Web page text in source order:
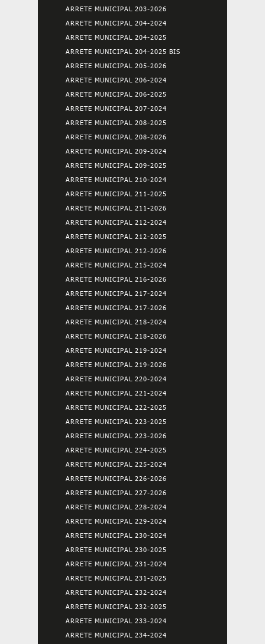
ARRETE MUNICIPAL 203-2026
ARRETE MUNICIPAL 204-2024
ARRETE MUNICIPAL 204-2025
ARRETE MUNICIPAL 204-2025 BIS
ARRETE MUNICIPAL 205-2026
ARRETE MUNICIPAL 206-2024
ARRETE MUNICIPAL 206-2025
ARRETE MUNICIPAL 207-2024
ARRETE MUNICIPAL 208-2025
ARRETE MUNICIPAL 208-2026
ARRETE MUNICIPAL 209-2024
ARRETE MUNICIPAL 209-2025
ARRETE MUNICIPAL 210-2024
ARRETE MUNICIPAL 211-2025
ARRETE MUNICIPAL 211-2026
ARRETE MUNICIPAL 212-2024
ARRETE MUNICIPAL 212-2025
ARRETE MUNICIPAL 212-2026
ARRETE MUNICIPAL 215-2024
ARRETE MUNICIPAL 216-2026
ARRETE MUNICIPAL 217-2024
ARRETE MUNICIPAL 217-2026
ARRETE MUNICIPAL 218-2024
ARRETE MUNICIPAL 218-2026
ARRETE MUNICIPAL 219-2024
ARRETE MUNICIPAL 219-2026
ARRETE MUNICIPAL 220-2024
ARRETE MUNICIPAL 221-2024
ARRETE MUNICIPAL 222-2025
ARRETE MUNICIPAL 223-2025
ARRETE MUNICIPAL 223-2026
ARRETE MUNICIPAL 224-2025
ARRETE MUNICIPAL 225-2024
ARRETE MUNICIPAL 226-2026
ARRETE MUNICIPAL 227-2026
ARRETE MUNICIPAL 228-2024
ARRETE MUNICIPAL 229-2024
ARRETE MUNICIPAL 230-2024
ARRETE MUNICIPAL 230-2025
ARRETE MUNICIPAL 231-2024
ARRETE MUNICIPAL 231-2025
ARRETE MUNICIPAL 232-2024
ARRETE MUNICIPAL 232-2025
ARRETE MUNICIPAL 233-2024
ARRETE MUNICIPAL 234-2024